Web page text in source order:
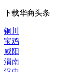
下载华商头条
铜川
宝鸡
咸阳
渭南